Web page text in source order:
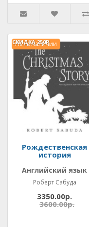
Нет в наличии
Рождественская
история
Английский язык
Роберт Сабуда
СКИДКА250Р.
3350.00р.
3600.00р.